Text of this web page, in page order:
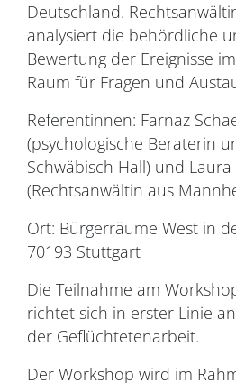
Deutschland.
analysiert die behördliche
Bewertung der Ereignisse
Raum für Fragen und
Referentinnen: Farnaz
(psychologische Beraterin
Schwäbisch Hall) und
(Rechtsanwältin aus
Ort: Bürgerräume West in
70193 Stuttgart
Die Teilnahme am
richtet sich in erster Linie
der Geflüchtetenarbeit.
Der Workshop wird im